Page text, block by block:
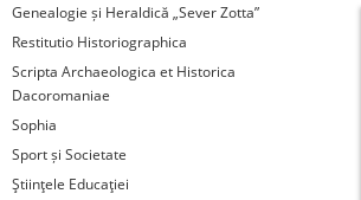
Genealogie și Heraldică „Sever Zotta”
Restitutio Historiographica
Scripta Archaeologica et Historica
Dacoromaniae
Sophia
Sport și Societate
Ştiinţele Educaţiei